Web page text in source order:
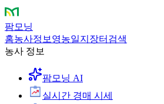
팜모닝
홈농사정보 영농일지 장터 검색
농사 정보
팜모닝 AI
실시간 경매 시세